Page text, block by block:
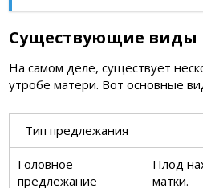
Существующие виды
На самом деле, существует
утробе матери. Вот основные
Тип предлежания
Головное
предлежание
Плод
матки.